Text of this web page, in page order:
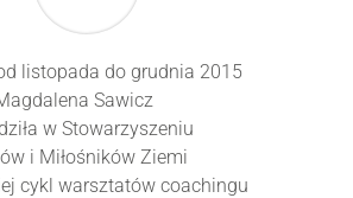
listopada do grudnia 2015
Sawicz
w Stowarzyszeniu
i Miłośników Ziemi
cykl warsztatów coachingu